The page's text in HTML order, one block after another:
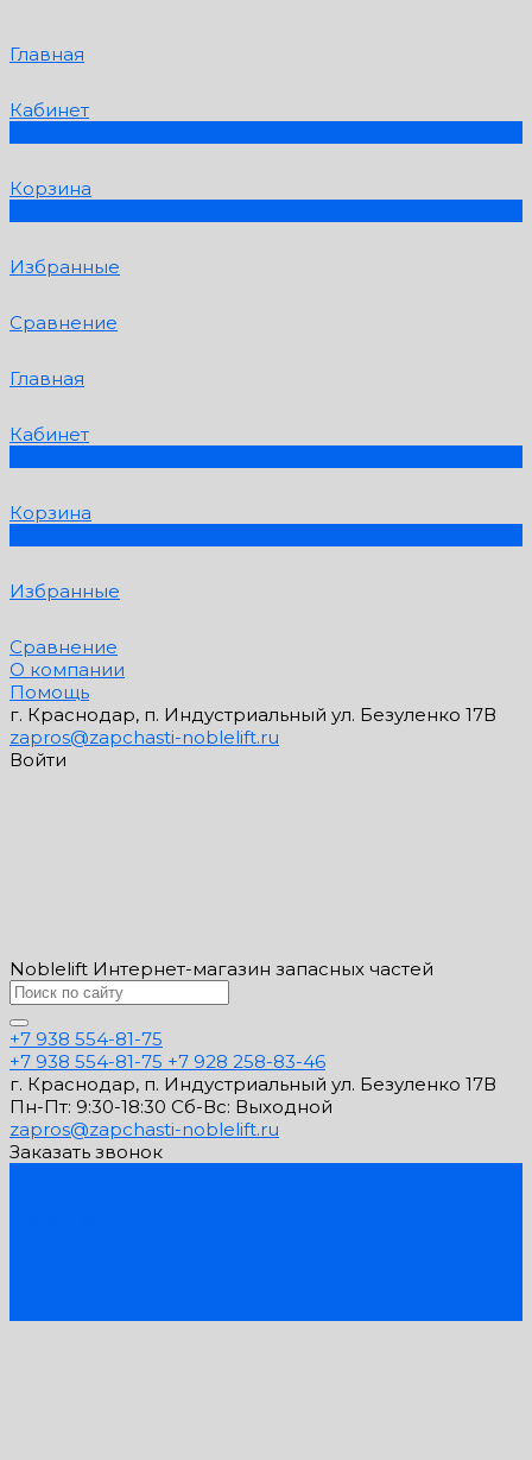
Главная
Кабинет
Корзина
Избранные
Сравнение
Главная
Кабинет
Корзина
Избранные
Сравнение
О компании
Помощь
г. Краснодар, п. Индустриальный ул. Безуленко 17В
zapros@zapchasti-noblelift.ru
Войти
Noblelift Интернет-магазин запасных частей
+7 938 554-81-75
+7 938 554-81-75 +7 928 258-83-46
г. Краснодар, п. Индустриальный ул. Безуленко 17В
Пн-Пт: 9:30-18:30 Cб-Вс: Выходной
zapros@zapchasti-noblelift.ru
Заказать звонок